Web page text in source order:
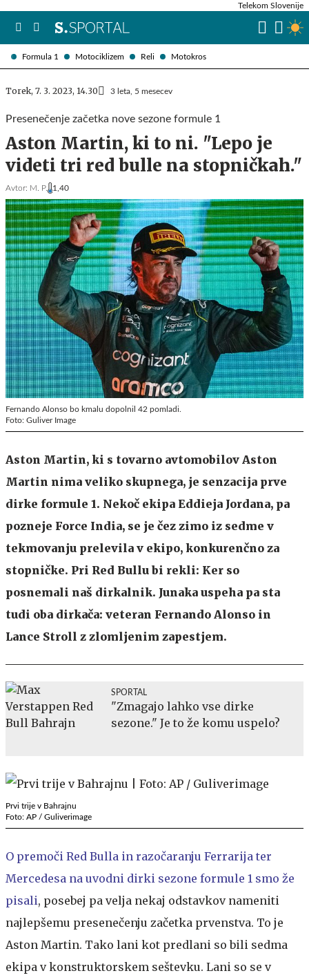
Formula 1 Motociklizem Reli Motokros
Telekom Slovenije
Torek, 7. 3. 2023, 14.30 3 leta, 5 mesecev
Presenečenje začetka nove sezone formule 1
Aston Martin, ki to ni. "Lepo je
videti tri red bulle na stopničkah."
Avtor: M. P. 1,40
Fernando Alonso bo kmalu dopolnil 42 pomladi.
Foto: Guliver Image
Aston Martin, ki s tovarno avtomobilov Aston
Martin nima veliko skupnega, je senzacija prve
dirke formule 1. Nekoč ekipa Eddieja Jordana, pa
pozneje Force India, se je čez zimo iz sedme v
tekmovanju prelevila v ekipo, konkurenčno za
stopničke. Pri Red Bullu bi rekli: Ker so
posnemali naš dirkalnik. Junaka uspeha pa sta
tudi oba dirkača: veteran Fernando Alonso in
Lance Stroll z zlomljenim zapestjem.
SPORTAL
"Zmagajo lahko vse dirke
sezone." Je to že komu uspelo?
Prvi trije v Bahrajnu
Foto: AP / Guliverimage
O premoči Red Bulla in razočaranju Ferrarija ter
Mercedesa na uvodni dirki sezone formule 1 smo že
pisali, posebej pa velja nekaj odstavkov nameniti
najlepšemu presenečenju začetka prvenstva. To je
Aston Martin. Tako lani kot predlani so bili sedma
ekipa v konstruktorskem seštevku. Lani so se v